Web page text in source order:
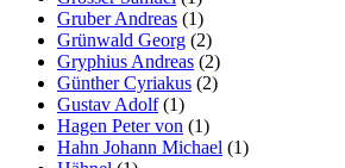
Gruber Andreas (1)
Grünwald Georg (2)
Gryphius Andreas (2)
Günther Cyriakus (2)
Gustav Adolf(1)
Hagen Peter von (1)
Hahn Johann Michael (1)